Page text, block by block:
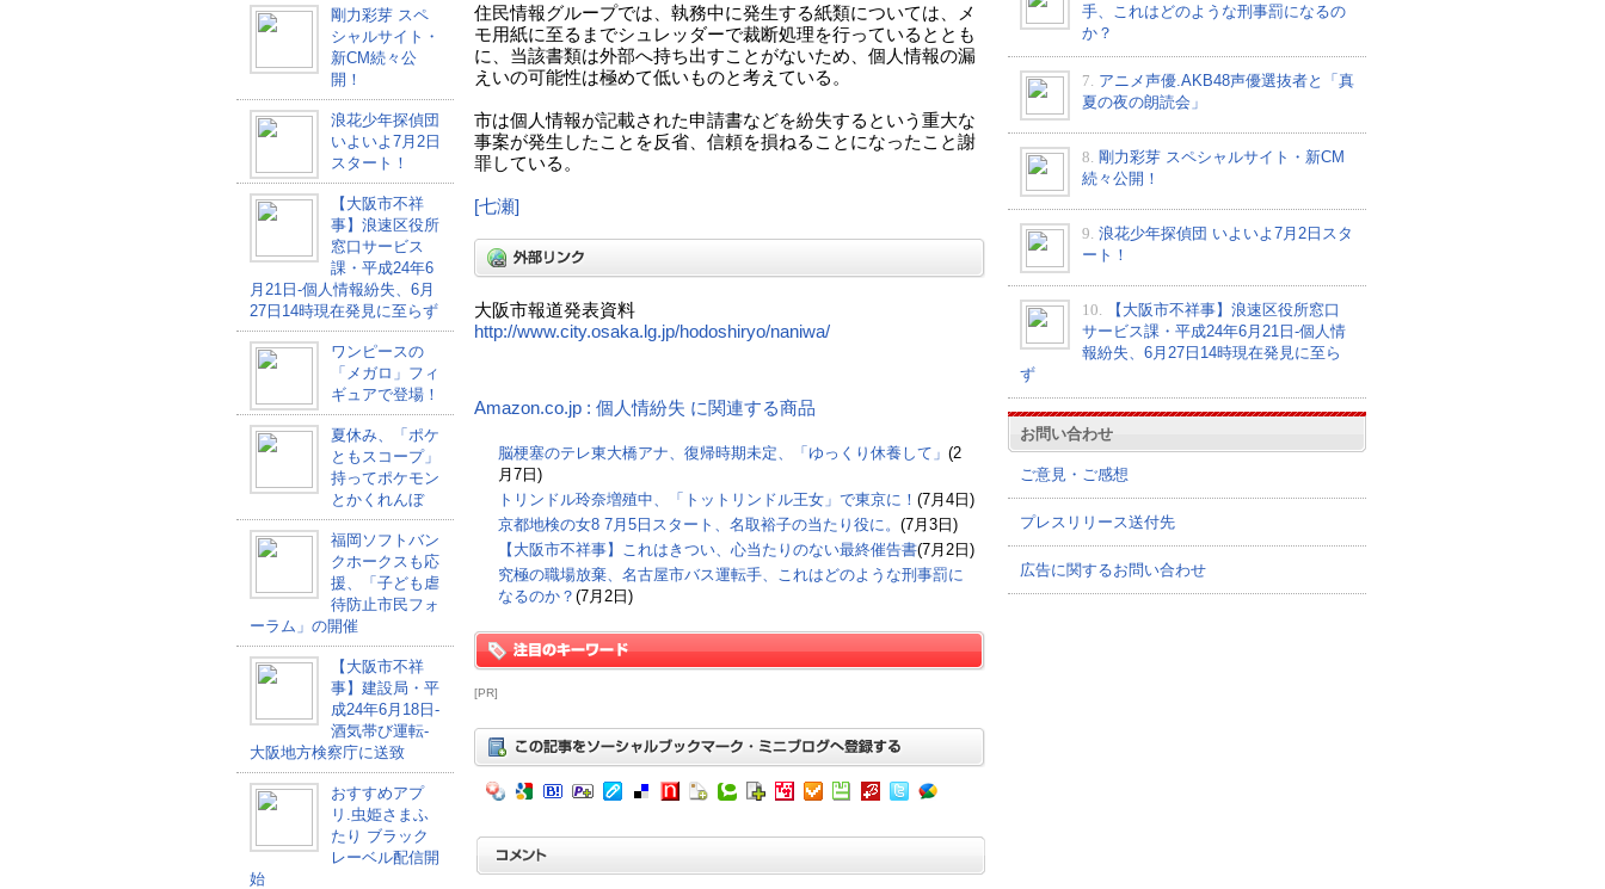
剛力彩芽 スペ
シャルサイト・
新CM続々公
開！
浪花少年探偵団
いよいよ7月2日
スタート！
【大阪市不祥
事】浪速区役所
窓口サービス
課・平成24年6
月21日-個人情報紛失、6月
27日14時現在発見に至らず
ワンピースの
「メガロ」フィ
ギュアで登場！
夏休み、「ポケ
ともスコープ」
持ってポケモン
とかくれんぼ
福岡ソフトバン
クホークスも応
援、「子ども虐
待防止市民フォ
ーラム」の開催
【大阪市不祥
事】建設局・平
成24年6月18日-
酒気帯び運転-
大阪地方検察庁に送致
おすすめアプ
リ.虫姫さまふ
たり ブラック
レーベル配信開
始
住民情報グループでは、執務中に発生する紙類については、メ
モ用紙に至るまでシュレッダーで裁断処理を行っているととも
に、当該書類は外部へ持ち出すことがないため、個人情報の漏
えいの可能性は極めて低いものと考えている。
市は個人情報が記載された申請書などを紛失するという重大な
事案が発生したことを反省、信頼を損ねることになったこと謝
罪している。
[七瀬]
大阪市報道発表資料
http://www.city.osaka.lg.jp/hodoshiryo/naniwa/
Amazon.co.jp : 個人情紛失 に関連する商品
脳梗塞のテレ東大橋アナ、復帰時期未定、「ゆっくり休養して」 (2
月7日)
トリンドル玲奈増殖中、「トットリンドル王女」で東京に！ (7月4日)
京都地検の女8 7月5日スタート、名取裕子の当たり役に。 (7月3日)
【大阪市不祥事】これはきつい、心当たりのない最終催告書(7月2日)
究極の職場放棄、名古屋市バス運転手、これはどのような刑事罰に
なるのか？ (7月2日)
[PR]
手、これはどのような刑事罰になるの
か？
7. アニメ声優.AKB48声優選抜者と「真
夏の夜の朗読会」
8. 剛力彩芽 スペシャルサイト・新CM
続々公開！
9. 浪花少年探偵団 いよいよ7月2日スタ
ート！
10.
【大阪市不祥事】浪速区役所窓口
サービス課・平成24年6月21日-個人情
報紛失、6月27日14時現在発見に至ら
ず
お問い合わせ
ご意見・ご感想
プレスリリース送付先
広告に関するお問い合わせ